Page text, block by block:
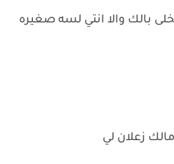
بالك والا انتي لسه صغيره
زعلان لي